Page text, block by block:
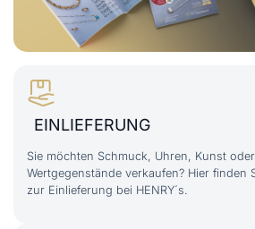
EINLIEFERUNG
Sie möchten Schmuck, Uhren, Kunst
Wertgegenstände verkaufen? Hier finden
zur Einlieferung bei HENRY´s.